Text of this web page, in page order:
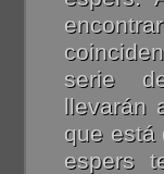
serie
llevarán
que está
espers